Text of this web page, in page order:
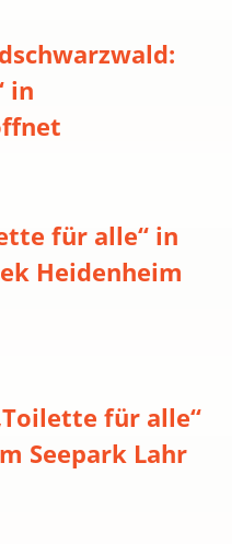
in
für alle“ in
Heidenheim
für alle“
Seepark Lahr